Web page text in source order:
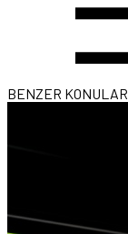
BENZER KONULAR